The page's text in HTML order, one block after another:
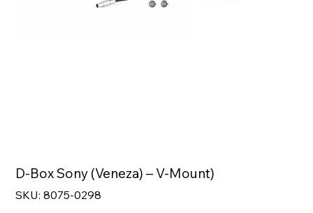
D-Box Sony (Veneza) – V-Mount)
SKU: SKU
8075-
8075-0298